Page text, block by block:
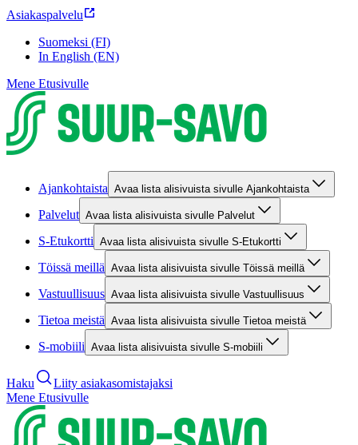
Asiakaspalvelu
Suomeksi (FI)
In English (EN)
Mene Etusivulle
Ajankohtaista Avaa lista alisivuista sivulle Ajankohtaista
Palvelut Avaa lista alisivuista sivulle Palvelut
S-Etukortti Avaa lista alisivuista sivulle S-Etukortti
Töissä meillä Avaa lista alisivuista sivulle Töissä meillä
Vastuullisuus Avaa lista alisivuista sivulle Vastuullisuus
Tietoa meistä Avaa lista alisivuista sivulle Tietoa meistä
S-mobiili Avaa lista alisivuista sivulle S-mobiili
Haku
Liity asiakasomistajaksi
Mene Etusivulle